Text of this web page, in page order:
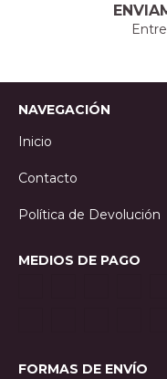
NAVEGACIÓN
Inicio
Contacto
Política de Devolución
MEDIOS DE PAGO
FORMAS DE ENVÍO